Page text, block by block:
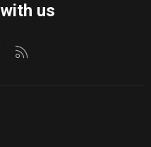
us
Kontaktirajte nas